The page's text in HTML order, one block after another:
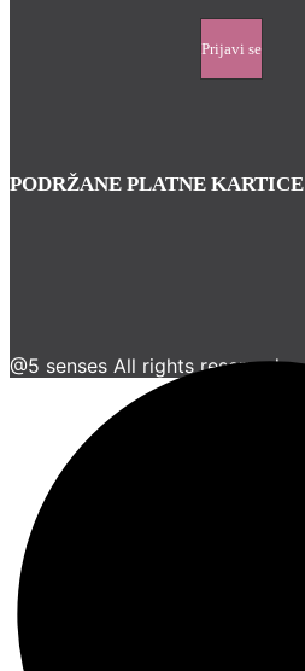
PODRŽANE PLATNE KARTICE
@5 senses All rights reserved